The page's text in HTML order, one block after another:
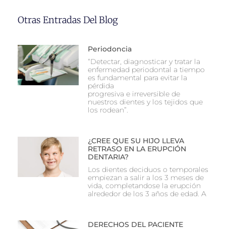
Otras Entradas Del Blog
Periodoncia
“Detectar, diagnosticar y tratar la
enfermedad periodontal a tiempo
es fundamental para evitar la
pérdida
progresiva e irreversible de
nuestros dientes y los tejidos que
los rodean”.
¿CREE QUE SU HIJO LLEVA
RETRASO EN LA ERUPCIÓN
DENTARIA?
Los dientes deciduos o temporales
empiezan a salir a los 3 meses de
vida, completandose la erupción
alrededor de los 3 años de edad. A
DERECHOS DEL PACIENTE